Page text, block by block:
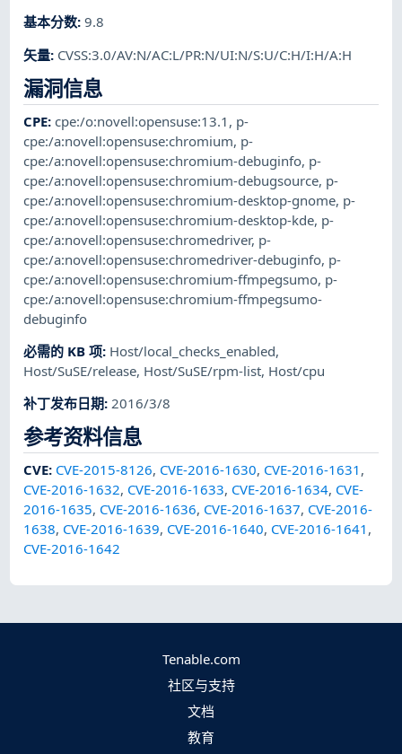
基本分数:9.8
矢量: CVSS:3.0/AV:N/AC:L/PR:N/UI:N/S:U/C:H/I:H/A:H
漏洞信息
CPE:cpe:/o:novell:opensuse:13.1 , p-
cpe:/a:novell:opensuse:chromium, p-
cpe:/a:novell:opensuse:chromium-debuginfo, p-
cpe:/a:novell:opensuse:chromium-debugsource, p-
cpe:/a:novell:opensuse:chromium-desktop-gnome, p-
cpe:/a:novell:opensuse:chromium-desktop-kde, p-
cpe:/a:novell:opensuse:chromedriver, p-
cpe:/a:novell:opensuse:chromedriver-debuginfo, p-
cpe:/a:novell:opensuse:chromium-ffmpegsumo, p-
cpe:/a:novell:opensuse:chromium-ffmpegsumo-
debuginfo
必需的 KB 项: Host/local_checks_enabled,
Host/SuSE/release, Host/SuSE/rpm-list, Host/cpu
补丁发布日期:2016/3/8
参考资料信息
CVE: CVE-2015-8126, CVE-2016-1630, CVE-2016-1631 ,
CVE-2016-1632, CVE-2016-1633, CVE-2016-1634, CVE-
2016-1635, CVE-2016-1636, CVE-2016-1637, CVE-2016-
1638, CVE-2016-1639, CVE-2016-1640, CVE-2016-1641 ,
CVE-2016-1642
Tenable.com
社区与支持
文档
教育